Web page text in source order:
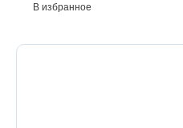
В избранное